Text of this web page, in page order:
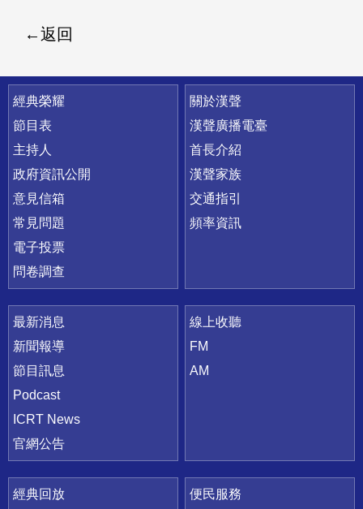
返回
快速連結
經典榮耀
節目表
主持人
政府資訊公開
意見信箱
常見問題
電子投票
問卷調查
關於漢聲
漢聲廣播電臺
首長介紹
漢聲家族
交通指引
頻率資訊
最新消息
新聞報導
節目訊息
Podcast
ICRT News
官網公告
線上收聽
FM
AM
經典回放
便民服務